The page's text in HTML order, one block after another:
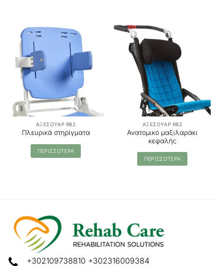
ΑΞΕΣΟΥΑΡ R82
Πλευρικά στηρίγματα
ΠΕΡΙΣΣΟΤΕΡΑ
ΑΞΕΣΟΥΑΡ R82
Ανατομικό μαξιλαράκι
κεφαλής
ΠΕΡΙΣΣΟΤΕΡΑ
+302109738810 +302316009384